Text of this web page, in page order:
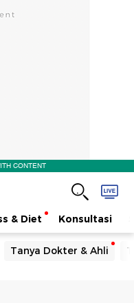
CONTENT
& Diet Konsultasi
Tanya Dokter & Ahli